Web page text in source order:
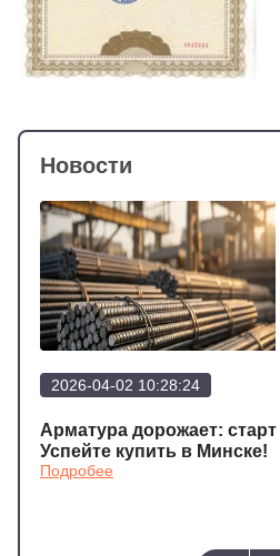
Новости
2026-04-02 10:28:24
Арматура дорожает: старт
Успейте купить в Минске!
Подробее